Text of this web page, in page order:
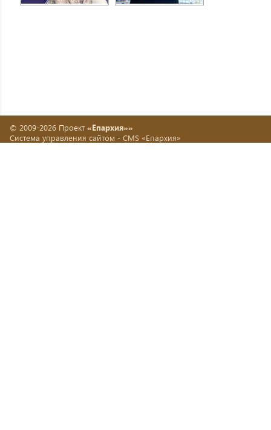
© 2009-2026 Проект «Епархия»»
Система управления сайтом - CMS «Епархия»